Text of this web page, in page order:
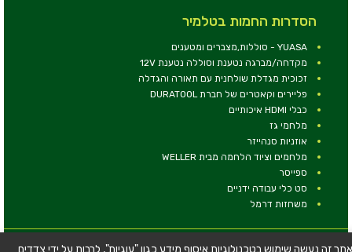
הסדרות החמות בטלמיר
YUASA - סוללות,מצברים ומטענים
מקדחה/מברגה נטענת וסוללה נטענת 12V
זכוכית מגדלת שולחנית עם תאורה והגדלה
פליירים וקאטרים של חברת DURATOOL
כבלי HDMI איכותיים
מלחמי גז
אוזניות סנהייזר
מלחמים וציוד הלחמה מבית WELLER
ספייסר
סט כלי עבודה ידניים
משחזות דרמל
© כל הזכויות שמורות - טלמיר אלקטרוניקה בע''מ
זה נעשה שימוש בטכנולוגיות איסוף מידע כגון "עוגיות", לרבות על ידי צדדים